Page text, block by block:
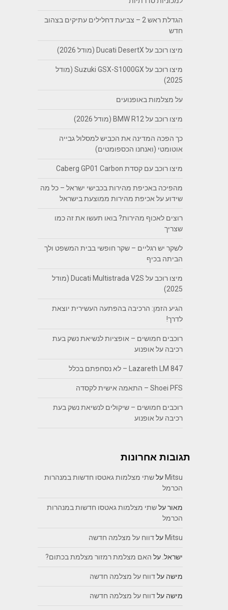
הגדלת ראש 2 – צביעת דחלילים עתיקים בצהוב
חדש
מיצו רוכב על Ducati DesertX (מודל 2026)
מיצו רוכב על Suzuki GSX-S1000GX (מודל
2025)
על מצלמות באופנועים
מיצו רוכב על BMW R12 (מודל 2026)
כך הפכה המדינה את הכביש למסלול גבייה
אוטומטי (ואנחנו הכספומטים)
מיצו רוכב עם קסדת Caberg GP01 Carbon
מהפיכה באכיפת מהירות בכבישי ישראל – כל מה
שידוע על אכיפת מהירות ממוצעת בישראל
רוצים לאכוף מהירות? בואו תעשו את זה כמו
שצריך
לשקר יש רגליים – שקר חופשי בבית המשפט ולך
הביתה בכיף
מיצו רוכב על Ducati Multistrada V2S (מודל
2025)
הגיע הזמן: הרכיבה בהפתעה העשירית יוצאת
לדרך!
רוכבים חמושים – אופציות לנשיאת נשק בעת
רכיבה על אופנוע
Lazareth LM 847 – לא נסחפתם בכלל
Shoei PFS – התאמה אישית לקסדה
רוכבים חמושים – שיקולים לנשיאת נשק בעת
רכיבה על אופנוע
תגובות אחרונות
Mitsu עלשתי מצלמות גאטסו חדשות במנהרות
הכרמל
מאורעלשתי מצלמות גאטסו חדשות במנהרות
הכרמל
Mitsu עלדווח על מצלמה חדשה
ישראל. על האם מצלמת רמזור מצלמת בכתום?
מישה עלדווח על מצלמה חדשה
מישה עלדווח על מצלמה חדשה